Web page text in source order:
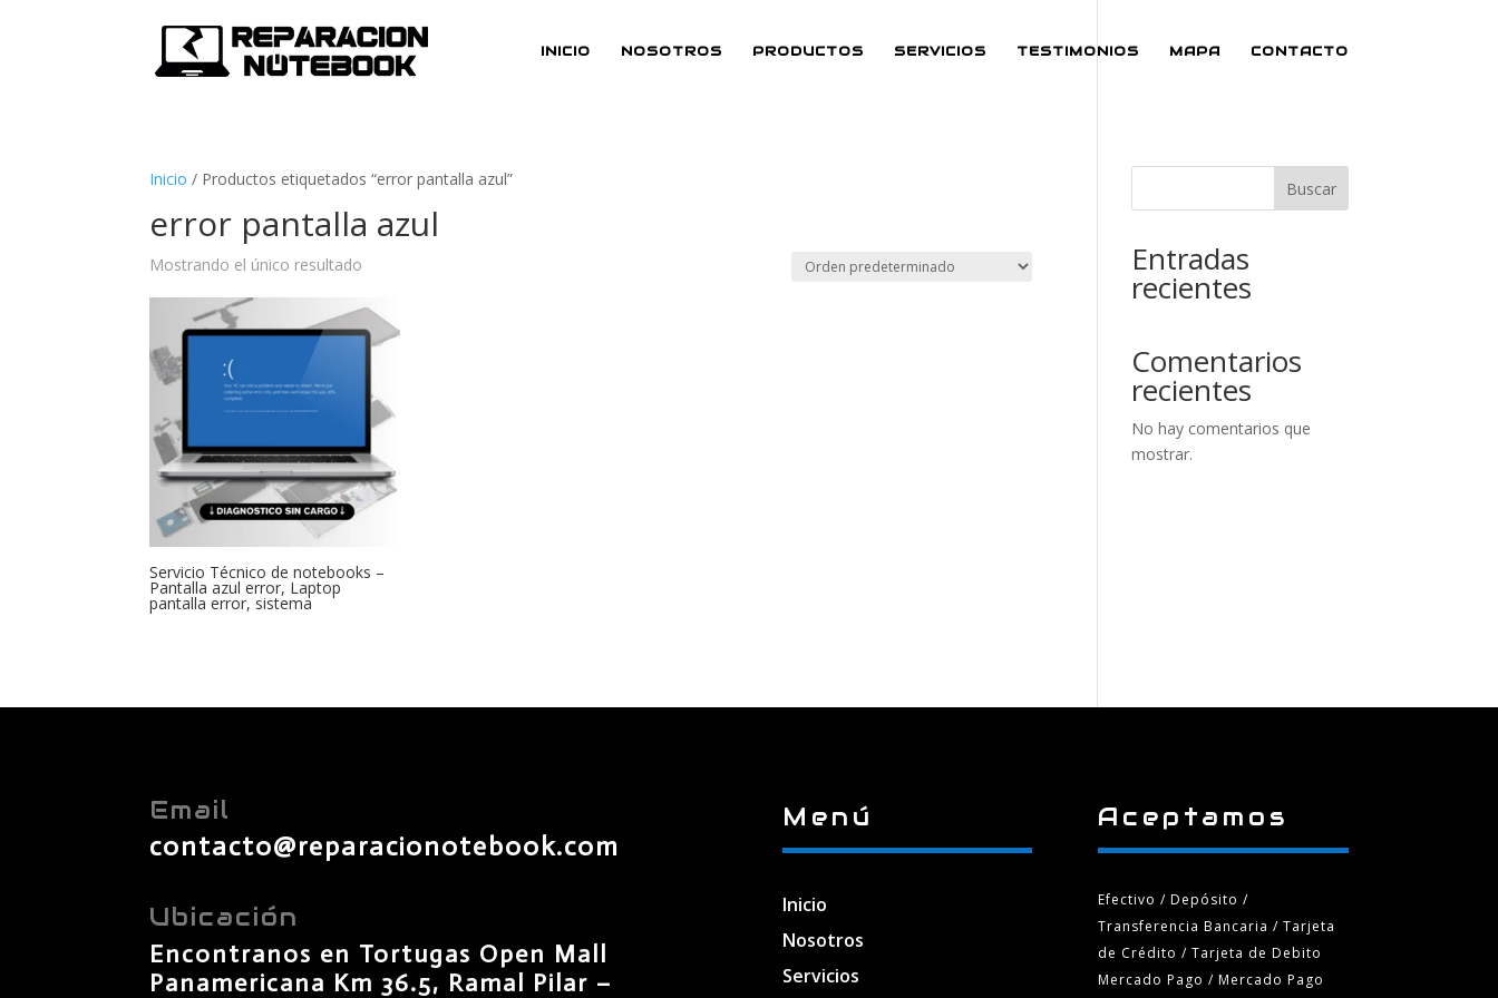
INICIO NOSOTROS PRODUCTOS SERVICIOS TESTIMONIOS MAPA CONTACTO
Inicio / Productos etiquetados “error pantalla azul”
error pantalla azul
Mostrando el único resultado
Servicio Técnico de notebooks –
Pantalla azul error, Laptop
pantalla error, sistema
Buscar
Entradas
recientes
Comentarios
recientes
No hay comentarios que
mostrar.
Email
contacto@reparacionotebook.com
Ubicación
Encontranos en Tortugas Open Mall
Panamericana Km 36.5, Ramal Pilar –
Menú
Inicio
Nosotros
Servicios
Aceptamos
Efectivo / Depósito /
Transferencia Bancaria/ Tarjeta
de Crédito / Tarjeta de Debito
Mercado Pago / Mercado Pago